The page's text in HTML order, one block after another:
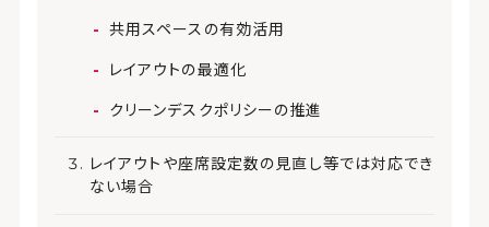
共用スペースの有効活用
レイアウトの最適化
クリーンデスクポリシーの推進
レイアウトや座席設定数の見直し等では対応でき
ない場合